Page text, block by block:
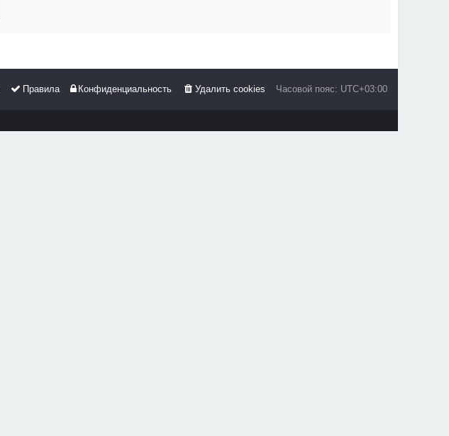
Часовой пояс: UTC+03:00
Удалить cookies
Конфиденциальность
Правила